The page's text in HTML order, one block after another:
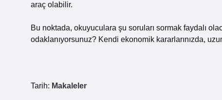
araç olabilir.
Bu noktada, okuyuculara şu soruları sormak faydalı
odaklanıyorsunuz? Kendi ekonomik kararlarınızda,
Tarih: Makaleler